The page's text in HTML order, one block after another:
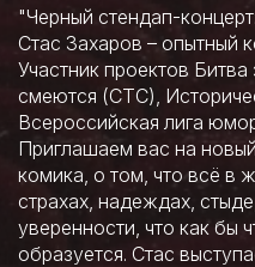
"Черный стендап-
Стас Захаров – опытный
Участник проектов
смеются (СТС),
Всероссийская лига
Приглашаем вас на
комика, о том, что всё в
страхах, надеждах,
уверенности, что как бы
образуется. Стас